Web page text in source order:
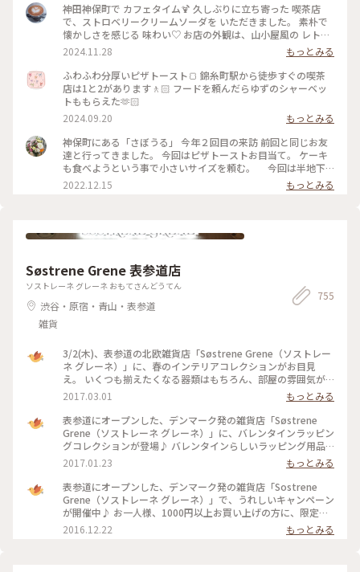
神田神保町で カフェタイム🍹 久しぶりに立ち寄った 喫茶店
で、ストロベリークリームソーダを いただきました。 素朴で
懐かしさを感じる 味わい♡ お店の外観は、山小屋風の レトロ
な佇まい、 ダイヤル式の 赤電話も 懐かしい♡ (この赤電話、
今でも現役らしいのですが、確かなところは不明です) 店内
も、小スペースながら 落ち着いた雰囲気、一人でまったりす
るのには、心地よい場所です。 開業したのは、約70年前なの
だそう。 創業当時から 受け継がれた 数々のメニューは、今も
健在、今回 いただいた クリームソーダも、その中のひとつで
す。 最近、あちらこちらで 目にするようになった カラフルな
クリームソーダは、こちらのお店から 始まったのだとか。 何
とも、歴史を感じさせてくれます。 コーヒーをいただくつもり
でしたが、この日は 気温が高く、冷たい飲み物で 季節外れの
クールダウン💦 これで、クリームソーダは、飲み納めかなぁ…
なんて思いながら、ゆっくりと味わって いただきました。 #カ
2024.11.28
もっとみる
ふわふわ分厚いピザトースト🍞 錦糸町駅から徒歩すぐの喫茶
店は1と2があります🚶🏻 フードを頼んだらゆずのシャーベッ
トももらえた🫶🏻
2024.09.20
もっとみる
神保町にある「さぼうる」 今年２回目の来訪 前回と同じお友
達と行ってきました。 今回はピザトーストお目当て。 ケーキ
も食べようという事で小さいサイズを頼む。 今回は半地下
の席に通されて。 場所も駅前、老舗有名店だけあって、平日な
のに ひっきりなしに来客が。混雑してました。 お口なおしに
2022.12.15 もっとみる
Søstrene Grene 表参道店
ソストレーネ グレーネ おもてさんどうてん
渋谷・原宿・青山・表参道
雑貨
755
3/2(木)、表参道の北欧雑貨店「Søstrene Grene（ソストレー
ネ グレーネ）」に、春のインテリアコレクションがお目見
え。 いくつも揃えたくなる器類はもちろん、部屋の雰囲気が
ぐっとおしゃれになる「ウォールデコレーション」や、やさし
い色合いの「ベロアチェア」など、暮らしに取り入れたくなる
かわいいアイテムがいっぱい。 気軽に手にとれるリーズナブ
ルな価格設定もうれしいですね。 #ソストレーネグレーネ #新
生活
2017.03.01
もっとみる
表参道にオープンした、デンマーク発の雑貨店「Søstrene
Grene（ソストレーネ グレーネ）」に、バレンタインラッピン
グコレクションが登場♪ バレンタインらしいラッピング用品
がプチプライスでそろいます。 北欧を感じさせるデザインボッ
クスは様々なサイズで展開。包装紙やメッセージカードもオリ
ジナリティあふれるデザインがそろっていて、自分らしいすて
きな演出がきっとできますよ。 #ソストレーネグレーネ #表参
道 #ラッピング #バレンタイン
2017.01.23
もっとみる
表参道にオープンした、デンマーク発の雑貨店「Sostrene
Grene（ソストレーネ グレーネ）」で、うれしいキャンペーン
が開催中♪ お一人様、1000円以上お買い上げの方に、限定コ
ットンバッグをプレゼント。 チャーミングなアンナとクララ
のロゴがデザインされたかわいいバッグ。 数に限りがあるそう
2016.12.22 もっとみる